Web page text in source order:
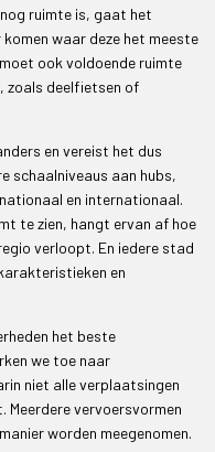
ruimte is, gaat het
waar deze het meeste
ook voldoende ruimte
zoals deelfietsen of
en vereist het dus
schaalniveaus aan hubs,
en internationaal.
te zien, hangt ervan af hoe
verloopt. En iedere stad
en
het beste
we toe naar
niet alle verplaatsingen
vervoersvormen
worden meegenomen.